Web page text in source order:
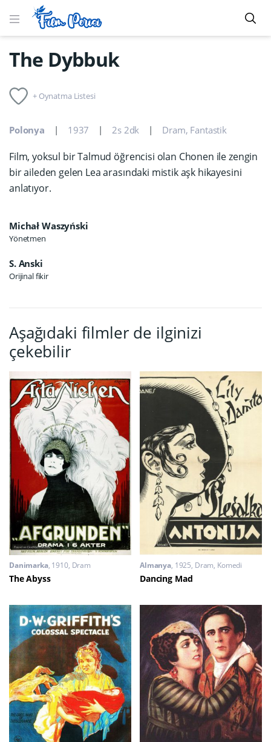
The Dybbuk
+ Oynatma Listesi
Polonya 1937 2s 2dk Dram, Fantastik
Film, yoksul bir Talmud öğrencisi olan Chonen ile zengin
bir aileden gelen Lea arasındaki mistik aşk hikayesini
anlatıyor.
Michał Waszyński
Yönetmen
S. Anski
Orijinal fikir
Aşağıdaki filmler de ilginizi
çekebilir
Danimarka 1910 Dram
The Abyss
Almanya 1925 Dram, Komedi
Dancing Mad